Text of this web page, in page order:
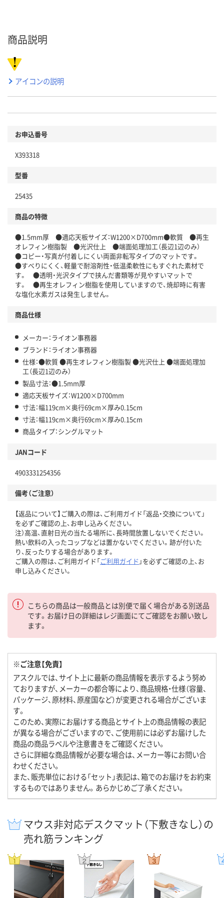
商品説明
アイコンの説明
お申込番号
X393318
型番
25435
商品の特徴
●1.5mm厚 ●適応天板サイズ：W1200×D700mm●軟質 ●再生
オレフィン樹脂製 ●光沢仕上 ●端面処理加工（長辺1辺のみ）
●コピー・写真が付着しにくい両面非転写タイプのマットです。
●すべりにくく、軽量で耐溶剤性・低温柔軟性にもすぐれた素材で
す。 ●透明・光沢タイプで挟んだ書類等が見やすいマットで
す。 ●再生オレフィン樹脂を使用していますので、焼却時に有害
な塩化水素ガスは発生しません。
商品仕様
メーカー：ライオン事務器
ブランド：ライオン事務器
仕様：●軟質 ●再生オレフィン樹脂製 ●光沢仕上 ●端面処理加
工（長辺1辺のみ）
製品寸法：●1.5mm厚
適応天板サイズ：W1200×D700mm
寸法：幅119cm×奥行69cm×厚み0.15cm
寸法：幅119cm×奥行69cm×厚み0.15cm
商品タイプ：シングルマット
JANコード
4903331254356
備考（ご注意）
【返品について】ご購入の際は、ご利用ガイド「返品・交換について」
を必ずご確認の上、お申し込みください。
注）高温、直射日光の当たる場所に、長時間放置しないでください。
熱い飲料の入ったコップなどは置かないでください。跡が付いた
り、反ったりする場合があります。
ご購入の際は、ご利用ガイド「ご利用ガイド 」を必ずご確認の上、お
申し込みください。
こちらの商品は一般商品とは別便で届く場合がある別送品
です。お届け日の詳細はレジ画面にてご確認をお願い致し
ます。
※ご注意【免責】
アスクルでは、サイト上に最新の商品情報を表示するよう努め
ておりますが、メーカーの都合等により、商品規格・仕様（容量、
パッケージ、原材料、原産国など）が変更される場合がございま
す。
このため、実際にお届けする商品とサイト上の商品情報の表記
が異なる場合がございますので、ご使用前には必ずお届けした
商品の商品ラベルや注意書きをご確認ください。
さらに詳細な商品情報が必要な場合は、メーカー等にお問い合
わせください。
また、販売単位における「セット」表記は、箱でのお届けをお約束
するものではありません。あらかじめご了承ください。
マウス非対応デスクマット（下敷きなし）の
売れ筋ランキング